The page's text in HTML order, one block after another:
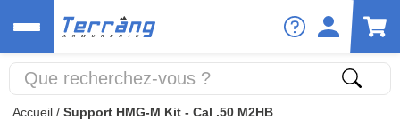
Accueil / Support HMG-M Kit - Cal .50 M2HB